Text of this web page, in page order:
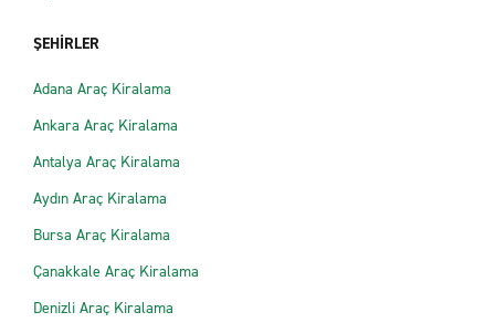
ŞEHİRLER
Adana Araç Kiralama
Ankara Araç Kiralama
Antalya Araç Kiralama
Aydın Araç Kiralama
Bursa Araç Kiralama
Çanakkale Araç Kiralama
Denizli Araç Kiralama